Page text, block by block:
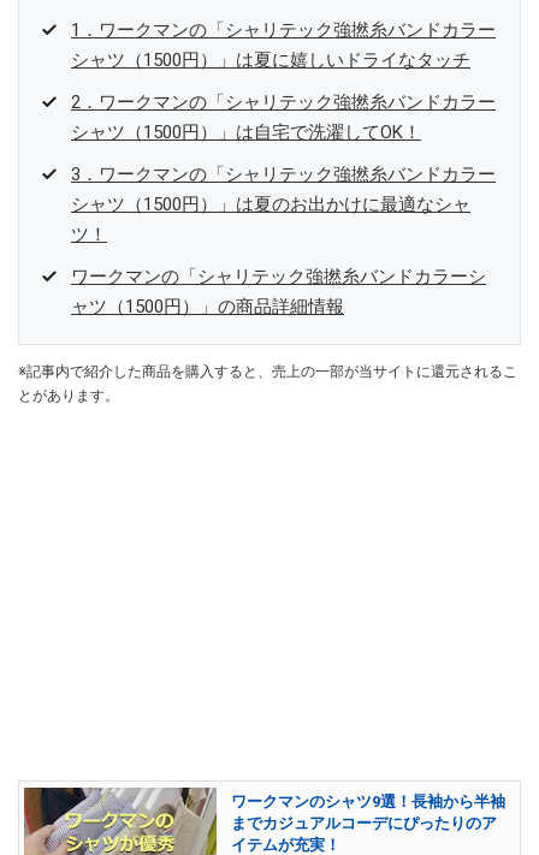
1．ワークマンの「シャリテック強撚糸バンドカラー
シャツ（1500円）」は夏に嬉しいドライなタッチ
2．ワークマンの「シャリテック強撚糸バンドカラー
シャツ（1500円）」は自宅で洗濯してOK！
3．ワークマンの「シャリテック強撚糸バンドカラー
シャツ（1500円）」は夏のお出かけに最適なシャ
ツ！
ワークマンの「シャリテック強撚糸バンドカラーシ
ャツ（1500円）」の商品詳細情報
※記事内で紹介した商品を購入すると、売上の一部が当サイトに還元されるこ
とがあります。
ワークマンのシャツ9選！長袖から半袖
までカジュアルコーデにぴったりのア
イテムが充実！